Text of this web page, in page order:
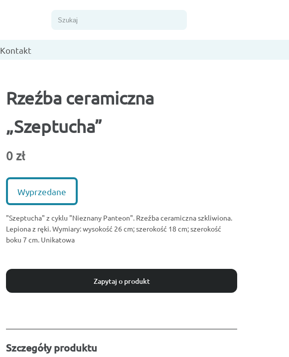
Szukaj
Kontakt
Rzeźba ceramiczna
„Szeptucha”
0 zł
Wyprzedane
"Szeptucha" z cyklu "Nieznany Panteon". Rzeźba ceramiczna szkliwiona.
Lepiona z ręki. Wymiary: wysokość 26 cm; szerokość 18 cm; szerokość
boku 7 cm. Unikatowa
Zapytaj o produkt
Szczegóły produktu